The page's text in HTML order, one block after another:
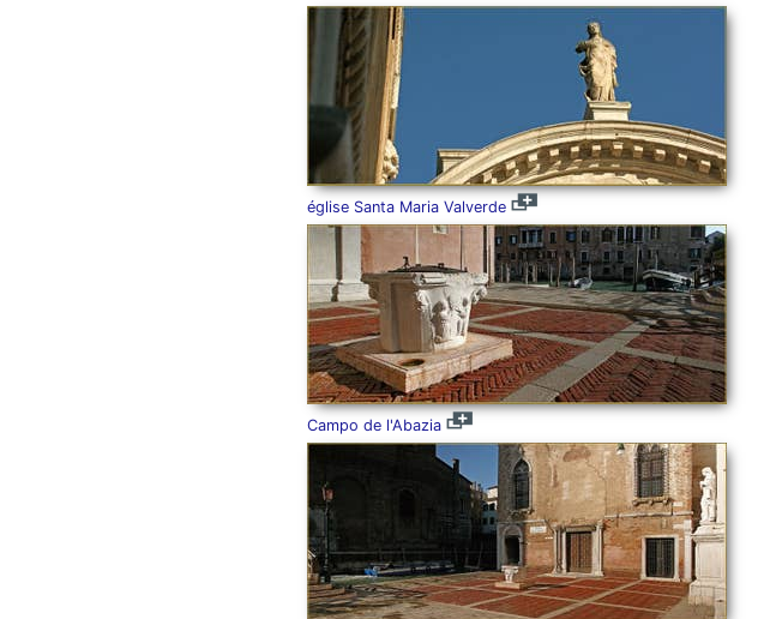
église Santa Maria Valverde
Campo de l'Abazia